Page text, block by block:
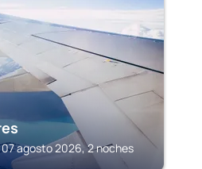
agosto 2026, 2 noches